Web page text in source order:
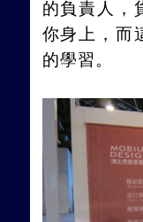
的負責人，
你身上，而
的學習。